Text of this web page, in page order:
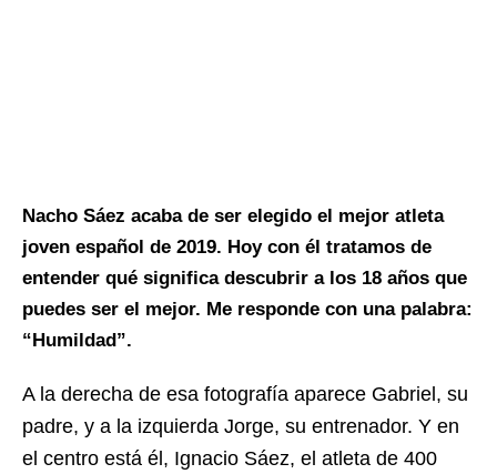
Nacho Sáez acaba de ser elegido el mejor atleta
joven español de 2019. Hoy con él tratamos de
entender qué significa descubrir a los 18 años que
puedes ser el mejor. Me responde con una palabra:
“Humildad”.
A la derecha de esa fotografía aparece Gabriel, su
padre, y a la izquierda Jorge, su entrenador. Y en
el centro está él, Ignacio Sáez, el atleta de 400